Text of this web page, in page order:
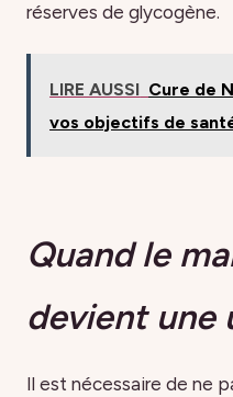
réserves de glycogène.
LIRE AUSSI Cure de
vos objectifs de
Quand le
devient une
Il est nécessaire de ne